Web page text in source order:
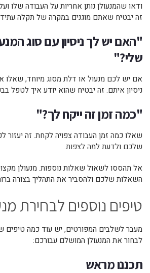
ודאו שהמנעולן נותן אחריות על העבודה שלו
זה יבטיח שאתם מוגנים במקרה של תקלה
"האם יש לך ניסיון עם סוג
שלי?"
אם יש לכם מנעול או דלת מסוג מיוחד, שאלו
ניסיון איתם. זה יבטיח שהוא יודע איך לטפל
"כמה זמן זה ייקח לך?"
שאלו כמה זמן העבודה צפויה לקחת. זה יעזור
שלכם ולדעת למה לצפות.
אל תהססו לשאול שאלות נוספות. מנעולן
השאלות שלכם ולהסביר את התהליך בצורה
טיפים נוספים לבחירת
מעבר לשלבים המפורטים, יש עוד כמה טיפים
לבחור את המנעולן המושלם עבורכם:
תכננו מראש